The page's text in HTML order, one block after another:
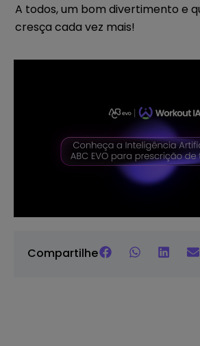
A todos, um bom divertimento e
cresça cada vez mais!
Compartilhe